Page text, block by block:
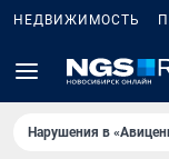
НЕДВИЖИМОСТЬ
Нарушения в